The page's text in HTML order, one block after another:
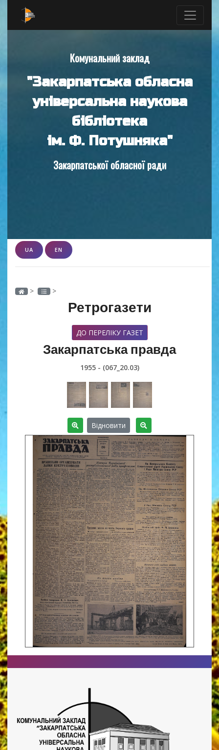
Комунальний заклад
"Закарпатська обласна
універсальна наукова
бібліотека
ім. Ф. Потушняка"
Закарпатської обласної ради
UA EN
> >
Ретрогазети
ДО ПЕРЕЛІКУ ГАЗЕТ
Закарпатська правда
1955 - (067_20.03)
Відновити